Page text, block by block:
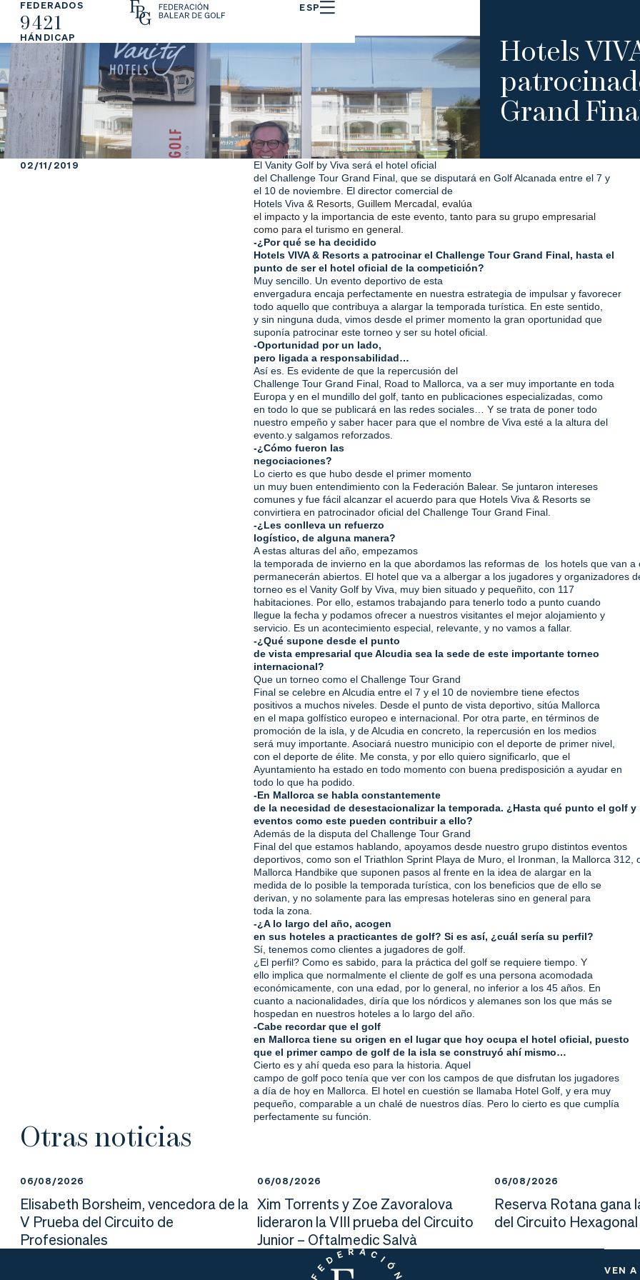
FEDERADOS
9421
HÁNDICAP
ESP
La
Fe
de
ra
ci
Fe
de
ra
rs
e
Ju
ga
r
Hotels
Grand
02/11/2019
El Vanity Golf by Viva será el hotel oficial
del Challenge Tour Grand Final, que se disputará en Golf Alcanada entre el 7 y
el 10 de noviembre. El director comercial de
Hotels Viva & Resorts, Guillem Mercadal, evalúa
el impacto y la importancia de este evento, tanto para su grupo empresarial
como para el turismo en general.
-¿Por qué se ha decidido
Hotels VIVA & Resorts a patrocinar el Challenge Tour Grand Final, hasta el
punto de ser el hotel oficial de la competición?
Muy sencillo. Un evento deportivo de esta
envergadura encaja perfectamente en nuestra estrategia de impulsar y favorecer
todo aquello que contribuya a alargar la temporada turística. En este sentido,
y sin ninguna duda, vimos desde el primer momento la gran oportunidad que
suponía patrocinar este torneo y ser su hotel oficial.
-Oportunidad por un lado,
pero ligada a responsabilidad…
Así es. Es evidente de que la repercusión del
Challenge Tour Grand Final, Road to Mallorca, va a ser muy importante en toda
Europa y en el mundillo del golf, tanto en publicaciones especializadas, como
en todo lo que se publicará en las redes sociales… Y se trata de poner todo
nuestro empeño y saber hacer para que el nombre de Viva esté a la altura del
evento.y salgamos reforzados.
-¿Cómo fueron las
negociaciones?
Lo cierto es que hubo desde el primer momento
un muy buen entendimiento con la Federación Balear. Se juntaron intereses
comunes y fue fácil alcanzar el acuerdo para que Hotels Viva & Resorts se
convirtiera en patrocinador oficial del Challenge Tour Grand Final.
-¿Les conlleva un refuerzo
logístico, de alguna manera?
A estas alturas del año, empezamos
la temporada de invierno en la que abordamos las reformas de los hotels que van a
permanecerán abiertos. El hotel que va a albergar a los jugadores y organizadores
torneo es el Vanity Golf by Viva, muy bien situado y pequeñito, con 117
habitaciones. Por ello, estamos trabajando para tenerlo todo a punto cuando
llegue la fecha y podamos ofrecer a nuestros visitantes el mejor alojamiento y
servicio. Es un acontecimiento especial, relevante, y no vamos a fallar.
-¿Qué supone desde el punto
de vista empresarial que Alcudia sea la sede de este importante torneo
internacional?
Que un torneo como el Challenge Tour Grand
Final se celebre en Alcudia entre el 7 y el 10 de noviembre tiene efectos
positivos a muchos niveles. Desde el punto de vista deportivo, sitúa Mallorca
en el mapa golfístico europeo e internacional. Por otra parte, en términos de
promoción de la isla, y de Alcudia en concreto, la repercusión en los medios
será muy importante. Asociará nuestro municipio con el deporte de primer nivel,
con el deporte de élite. Me consta, y por ello quiero significarlo, que el
Ayuntamiento ha estado en todo momento con buena predisposición a ayudar en
todo lo que ha podido.
-En Mallorca se habla constantemente
de la necesidad de desestacionalizar la temporada. ¿Hasta qué punto el golf y
eventos como este pueden contribuir a ello?
Además de la disputa del Challenge Tour Grand
Final del que estamos hablando, apoyamos desde nuestro grupo distintos eventos
deportivos, como son el Triathlon Sprint Playa de Muro, el Ironman, la Mallorca 312,
Mallorca Handbike que suponen pasos al frente en la idea de alargar en la
medida de lo posible la temporada turística, con los beneficios que de ello se
derivan, y no solamente para las empresas hoteleras sino en general para
toda la zona.
-¿A lo largo del año, acogen
en sus hoteles a practicantes de golf? Si es así, ¿cuál sería su perfil?
Sí, tenemos como clientes a jugadores de golf.
¿El perfil? Como es sabido, para la práctica del golf se requiere tiempo. Y
ello implica que normalmente el cliente de golf es una persona acomodada
económicamente, con una edad, por lo general, no inferior a los 45 años. En
cuanto a nacionalidades, diría que los nórdicos y alemanes son los que más se
hospedan en nuestros hoteles a lo largo del año.
-Cabe recordar que el golf
en Mallorca tiene su origen en el lugar que hoy ocupa el hotel oficial, puesto
que el primer campo de golf de la isla se construyó ahí mismo…
Cierto es y ahí queda eso para la historia. Aquel
campo de golf poco tenía que ver con los campos de que disfrutan los jugadores
a día de hoy en Mallorca. El hotel en cuestión se llamaba Hotel Golf, y era muy
pequeño, comparable a un chalé de nuestros días. Pero lo cierto es que cumplía
perfectamente su función.
Otras noticias
06/08/2026
Elisabeth Borsheim, vencedora de la
V Prueba del Circuito de
Profesionales
06/08/2026
Xim Torrents y Zoe Zavoralova
lideraron la VIII prueba del Circuito
Junior – Oftalmedic Salvà
06/08/2026
Reserva Rotana gana
del Circuito
VEN A